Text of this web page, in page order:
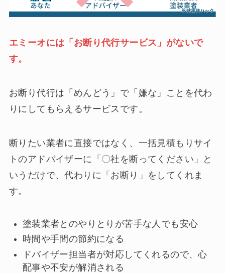
エミーオには「お断り代行サービス」がないで
す。
お断り代行は「めんどう」で「嫌な」ことを代わ
りにしてもらえるサービスです。
断りたい業者に直接ではなく、一括見積もりサイ
トのアドバイザーに「〇社を断ってください」と
いうだけで、代わりに「お断り」をしてくれま
す。
塗装業者とのやりとりが苦手な人でも安心
時間や手間の節約になる
ドバイザー担当者が対応してくれるので、心
配事や不安が解消される